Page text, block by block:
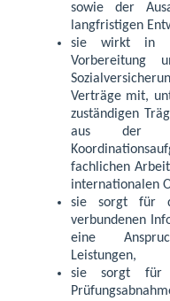
sowie der
langfristigen
sie wirkt in
Vorbereitung
Verträge mit,
zuständigen
aus der
fachlichen
internationalen
sie sorgt für
verbundenen
eine
Leistungen,
sie sorgt für